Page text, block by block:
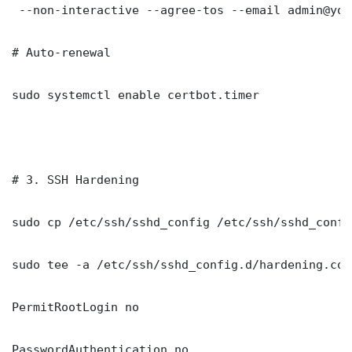
--non-interactive --agree-tos --email
# Auto-renewal
sudo systemctl enable certbot.timer
# 3. SSH Hardening
sudo cp /etc/ssh/sshd_config /etc/ssh/
sudo tee -a /etc/ssh/sshd_config.d/
PermitRootLogin no